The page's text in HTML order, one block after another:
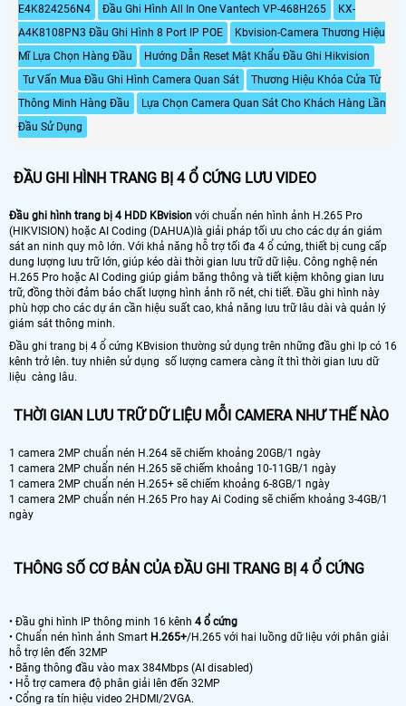
thiết bị giám sát khác
E4K824256N4
Đầu Ghi Hình All In One Vantech VP-468H265
KX-
A4K8108PN3 Đầu Ghi Hình 8 Port IP POE
Kbvision-Camera Thương Hiệu
Mĩ Lựa Chọn Hàng Đầu
Hướng Dẫn Reset Mật Khẩu Đầu Ghi Hikvision
Tư Vấn Mua Đầu Ghi Hình Camera Quan Sát
Thương Hiệu Khóa Cửa Từ
Thông Minh Hàng Đầu
Lựa Chọn Camera Quan Sát Cho Khách Hàng Lần
Đầu Sử Dụng
ĐẦU GHI HÌNH TRANG BỊ 4 Ổ CỨNG LƯU VIDEO
Đầu ghi hình trang bị 4 HDD KBvision với chuẩn nén hình ảnh H.265 Pro
(HIKVISION) hoặc AI Coding (DAHUA)là giải pháp tối ưu cho các dự án giám
sát an ninh quy mô lớn. Với khả năng hỗ trợ tối đa 4 ổ cứng, thiết bị cung cấp
dung lượng lưu trữ lớn, giúp kéo dài thời gian lưu trữ dữ liệu. Công nghệ nén
H.265 Pro hoặc AI Coding giúp giảm băng thông và tiết kiệm không gian lưu
trữ, đồng thời đảm bảo chất lượng hình ảnh rõ nét, chi tiết. Đầu ghi hình này
phù hợp cho các dự án cần hiệu suất cao, khả năng lưu trữ lâu dài và quản lý
giám sát thông minh.
Đầu ghi trang bị 4 ổ cứng KBvision thường sử dụng trên những đầu ghi Ip có 16
kênh trở lên. tuy nhiên sử dụng số lượng camera càng ít thì thời gian lưu dữ
liệu càng lâu.
THỜI GIAN LƯU TRỮ DỮ LIỆU MỖI CAMERA NHƯ THẾ NÀO
1 camera 2MP chuẩn nén H.264 sẽ chiếm khoảng 20GB/1 ngày
1 camera 2MP chuẩn nén H.265 sẽ chiếm khoảng 10-11GB/1 ngày
1 camera 2MP chuẩn nén H.265+ sẽ chiếm khoảng 6-8GB/1 ngày
1 camera 2MP chuẩn nén H.265 Pro hay Ai Coding sẽ chiếm khoảng 3-4GB/1
ngày
THÔNG SỐ CƠ BẢN CỦA ĐẦU GHI TRANG BỊ 4 Ổ CỨNG
• Đầu ghi hình IP thông minh 16 kênh 4 ổ cứng
• Chuẩn nén hình ảnh Smart H.265+/H.265 với hai luồng dữ liệu với phân giải
hỗ trợ lên đến 32MP
• Băng thông đầu vào max 384Mbps (AI disabled)
• Hỗ trợ camera độ phân giải lên đến 32MP
• Cổng ra tín hiệu video 2HDMI/2VGA.